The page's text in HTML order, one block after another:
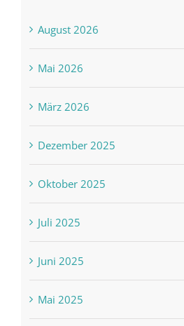
August 2026
Mai 2026
März 2026
Dezember 2025
Oktober 2025
Juli 2025
Juni 2025
Mai 2025